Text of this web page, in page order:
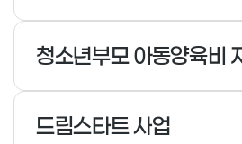
청소년부모 아동양육비
드림스타트 사업